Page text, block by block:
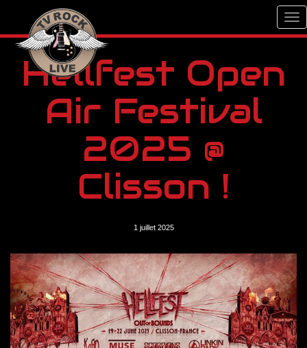
Hellfest Open
Air Festival
2025 @
Clisson !
1 juillet 2025